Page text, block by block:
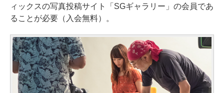
ィックスの写真投稿サイト「SGギャラリー」の会員であ
ることが必要（入会無料）。